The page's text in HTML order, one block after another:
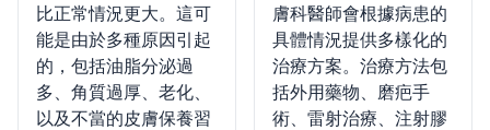
比正常情況更大。這可
能是由於多種原因引起
的，包括油脂分泌過
多、角質過厚、老化、
以及不當的皮膚保養習
膚科醫師會根據病患的
具體情況提供多樣化的
治療方案。治療方法包
括外用藥物、磨疤手
術、雷射治療、注射膠